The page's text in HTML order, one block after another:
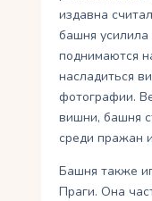
издавна
башня
поднимаются
насладиться
фотографии.
вишни, башня
среди пражан
Башня также
Праги. Она